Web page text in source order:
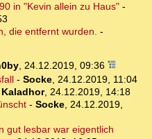
in "Kevin allein zu Haus"-
die entfernt wurden. -
, 24.12.2019, 09:36
- Socke, 24.12.2019, 11:04
Kaladhor, 24.12.2019, 14:18
- Socke, 24.12.2019,
gut lesbar war eigentlich